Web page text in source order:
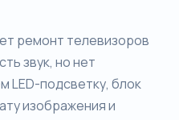
ремонт телевизоров
звук, но нет
LED-подсветку, блок
изображения и